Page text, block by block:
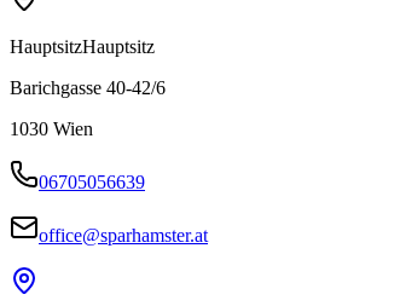
HauptsitzHauptsitz
Barichgasse 40-42/6
1030 Wien
06705056639
office@sparhamster.at